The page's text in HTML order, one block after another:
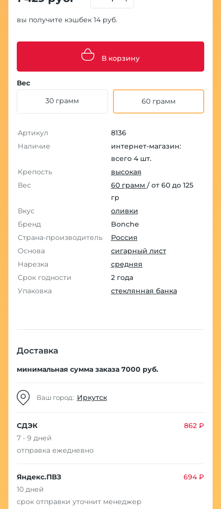
вы получите кэшбек 14 руб.
В корзину
Вес
30 грамм
60 грамм
Артикул
8136
Наличие
интернет-магазин:
всего 4 шт.
Крепость
высокая
Вес
60 грамм / от 60 до 125
гр
Вкус
оливки
Бренд
Bonche
Страна-производитель
Россия
Основа
сигарный лист
Нарезка
средняя
Срок годности
2 года
Упаковка
стеклянная банка
Доставка
минимальная сумма заказа 7000 руб.
Ваш город: Иркутск
СДЭК
862 ₽
7 - 9 дней
отправка ежедневно
Яндекс.ПВЗ
694 ₽
10 дней
срок отправки уточнит менеджер